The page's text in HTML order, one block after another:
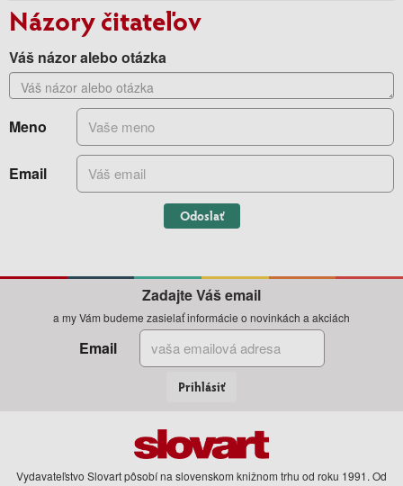
Názory čitateľov
Váš názor alebo otázka
Meno
Email
Odoslať
Zadajte Váš email
a my Vám budeme zasielať informácie o novinkách a akciách
Email
Prihlásiť
Vydavateľstvo Slovart pôsobí na slovenskom knižnom trhu od roku 1991. Od